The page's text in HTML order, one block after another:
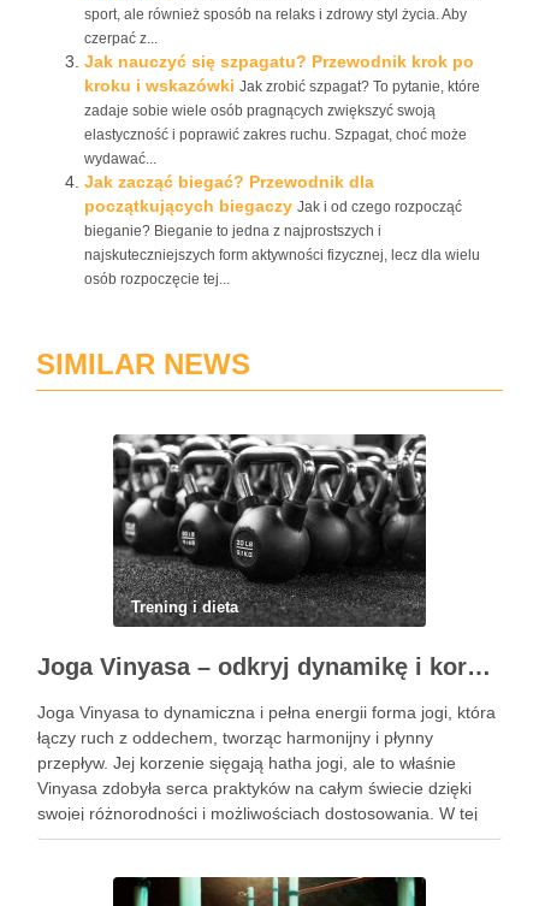
sport, ale również sposób na relaks i zdrowy styl życia. Aby
czerpać z...
Jak nauczyć się szpagatu? Przewodnik krok po
kroku i wskazówki Jak zrobić szpagat? To pytanie, które
zadaje sobie wiele osób pragnących zwiększyć swoją
elastyczność i poprawić zakres ruchu. Szpagat, choć może
wydawać...
Jak zacząć biegać? Przewodnik dla
początkujących biegaczy Jak i od czego rozpocząć
bieganie? Bieganie to jedna z najprostszych i
najskuteczniejszych form aktywności fizycznej, lecz dla wielu
osób rozpoczęcie tej...
SIMILAR NEWS
Trening i dieta
Joga Vinyasa – odkryj dynamikę i korzyści tej praktyki
Joga Vinyasa to dynamiczna i pełna energii forma jogi, która
łączy ruch z oddechem, tworząc harmonijny i płynny
przepływ. Jej korzenie sięgają hatha jogi, ale to właśnie
Vinyasa zdobyła serca praktyków na całym świecie dzięki
swojej różnorodności i możliwościach dostosowania. W tej
praktyce każdy ruch jest zsynchronizowany z oddechem, co